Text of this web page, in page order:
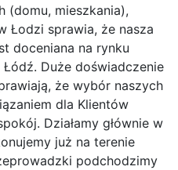
(domu, mieszkania),
Łodzi sprawia, że nasza
doceniana na rynku
Duże doświadczenie
że wybór naszych
dla Klientów
Działamy głównie w
już na terenie
podchodzimy